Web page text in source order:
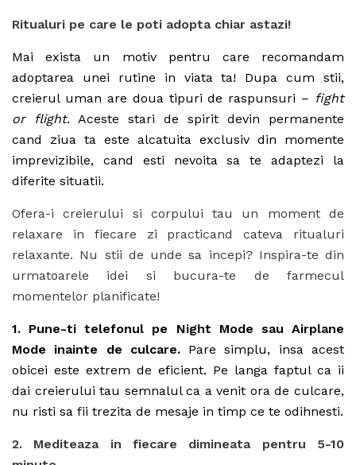
Ritualuri pe care le poti adopta chiar astazi!
Mai exista un motiv pentru care recomandam
adoptarea unei rutine in viata ta! Dupa cum stii,
creierul uman are doua tipuri de raspunsuri – fight
or flight. Aceste stari de spirit devin permanente
cand ziua ta este alcatuita exclusiv din momente
imprevizibile, cand esti nevoita sa te adaptezi la
diferite situatii.
Ofera-i creierului si corpului tau un moment de
relaxare in fiecare zi practicand cateva ritualuri
relaxante. Nu stii de unde sa incepi? Inspira-te din
urmatoarele idei si bucura-te de farmecul
momentelor planificate!
1. Pune-ti telefonul pe Night Mode sau Airplane
Mode inainte de culcare.Pare simplu, insa acest
obicei este extrem de eficient. Pe langa faptul ca ii
dai creierului tau semnalul ca a venit ora de culcare,
nu risti sa fii trezita de mesaje in timp ce te odihnesti.
2. Mediteaza in fiecare dimineata pentru 5-10